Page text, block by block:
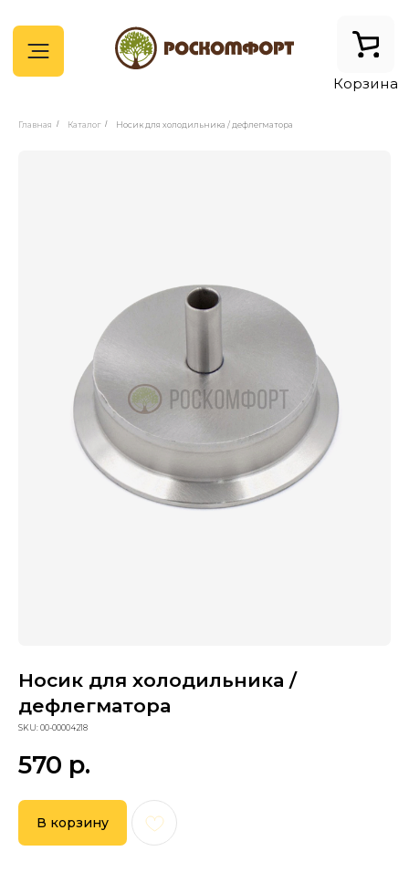
Корзина
Главная / Каталог / Носик для холодильника / дефлегматора
Носик для холодильника /
дефлегматора
SKU:00-00004218
570 р.
В корзину
Сопутствующие товары